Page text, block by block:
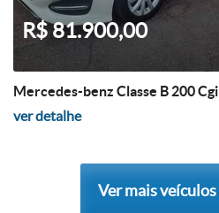
R$ 81.900,00
Mercedes-benz Classe B 200
ver detalhe
Ver mais